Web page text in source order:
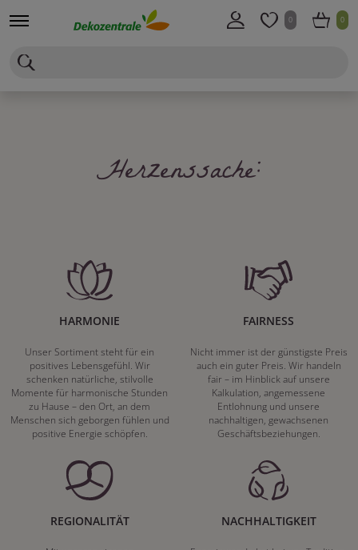
0 0
Herzenssache:
HARMONIE
Unser Sortiment steht für ein
positives Lebensgefühl. Wir
schenken natürliche, stilvolle
Momente für harmonische Stunden
zu Hause – den Ort, an dem
Menschen sich geborgen fühlen und
positive Energie schöpfen.
FAIRNESS
Nicht immer ist der günstigste Preis
auch ein guter Preis. Wir handeln
fair – im Hinblick auf unsere
Kalkulation, angemessene
Entlohnung und unsere
nachhaltigen, gewachsenen
Geschäftsbeziehungen.
REGIONALITÄT NACHHALTIGKEIT